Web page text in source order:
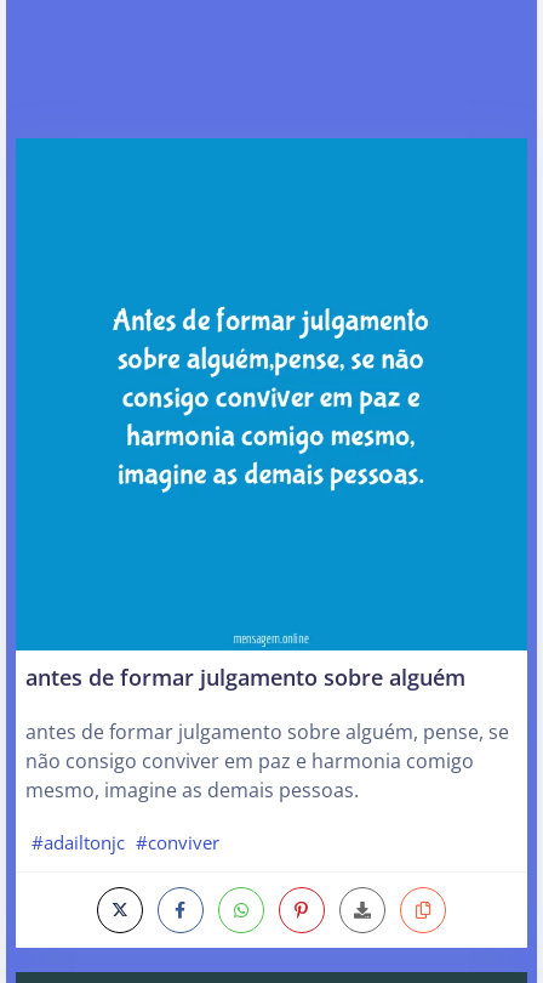
antes de formar julgamento sobre alguém
antes de formar julgamento sobre alguém, pense, se
não consigo conviver em paz e harmonia comigo
mesmo, imagine as demais pessoas.
#adailtonjc #conviver